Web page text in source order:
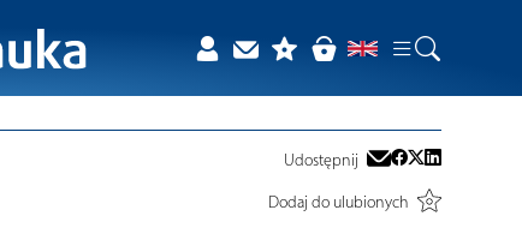
Udostępnij
Dodaj do ulubionych